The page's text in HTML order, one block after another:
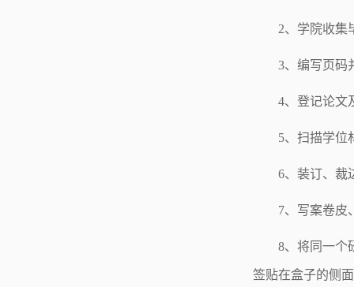
2、学院收集
3、编写页码
4、登记论文
5、扫描学位
6、装订、裁
7、写案卷皮
8、将同一个
签贴在盒子的侧